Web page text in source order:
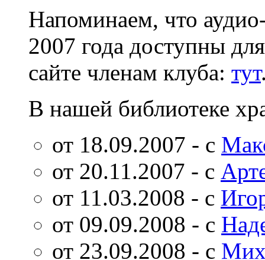
Напоминаем, что
2007 года доступны
сайте членам клуба: тут
В нашей библиотеке
от 18.09.2007 - с
от 20.11.2007 - с
от 11.03.2008 - с
от 09.09.2008 - с
от 23.09.2008 - с